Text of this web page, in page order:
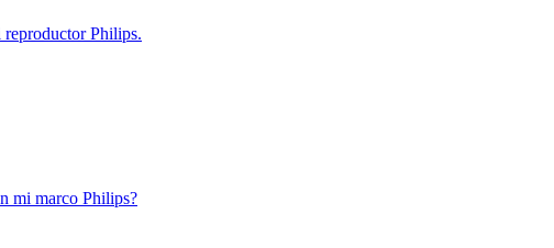
reproductor Philips.
mi marco Philips?